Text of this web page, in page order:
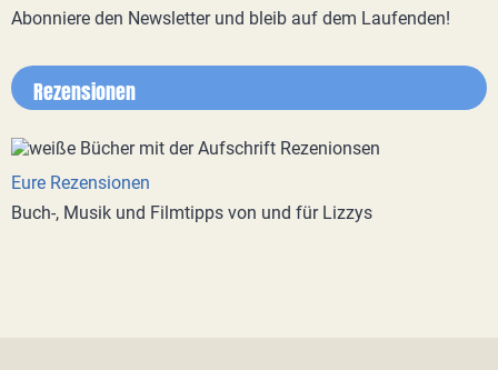
Abonniere den Newsletter und bleib auf dem Laufenden!
Rezensionen
Eure Rezensionen
Buch-, Musik und Filmtipps von und für Lizzys